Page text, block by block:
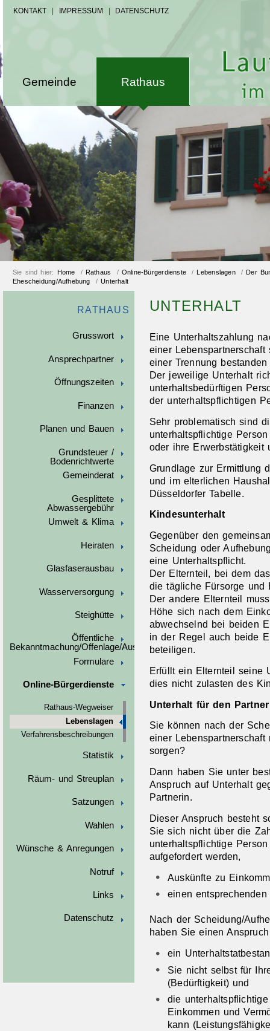
KONTAKT IMPRESSUM DATENSCHUTZ
Gemeinde Rathaus
Sie sind hier: Home / Rathaus / Online-Bürgerdienste / Lebenslagen / Der
Ehescheidung/Aufhebung
/Unterhalt
RATHAUS
Grusswort
Ansprechpartner
Öffnungszeiten
Finanzen
Planen und Bauen
Grundsteuer /
Bodenrichtwerte
Gemeinderat
Gesplittete
Abwassergebühr
Umwelt & Klima
Heiraten
Glasfaserausbau
Wasserversorgung
Steighütte
Öffentliche
Bekanntmachung/Offenlage/Ausschreibungen
Formulare
Online-Bürgerdienste
Rathaus-Wegweiser
Lebenslagen
Verfahrensbeschreibungen
Statistik
Räum- und Streuplan
Satzungen
Wahlen
Wünsche & Anregungen
Notruf
Links
Datenschutz
UNTERHALT
Eine Unterhaltszahlung
einer
einer Trennung
Der jeweilige Unterhalt
unterhaltsbedürftigen
der unterhaltspflichtigen
Sehr problematisch sind
unterhaltspflichtige
oder ihre Erwerbstätigkeit
Grundlage zur Ermittlung
und im elterlichen
Düsseldorfer Tabelle.
Kindesunterhalt
Gegenüber den
Scheidung oder
eine Unterhaltspflicht.
Der Elternteil, bei dem
die tägliche Fürsorge und
Der andere Elternteil
Höhe sich nach dem
abwechselnd bei beiden
in der Regel auch beide
beteiligen.
Erfüllt ein Elternteil seine
dies nicht zulasten des
Unterhalt für den
Sie können nach der
einer
sorgen?
Dann haben Sie unter
Anspruch auf Unterhalt
Partnerin.
Dieser Anspruch besteht
Sie sich nicht über die
unterhaltspflichtige
aufgefordert werden,
Auskünfte zu
einen
Nach der Scheidung/
haben Sie einen
ein
Sie nicht selbst für
(Bedürftigkeit) und
die
Einkommen und
kann